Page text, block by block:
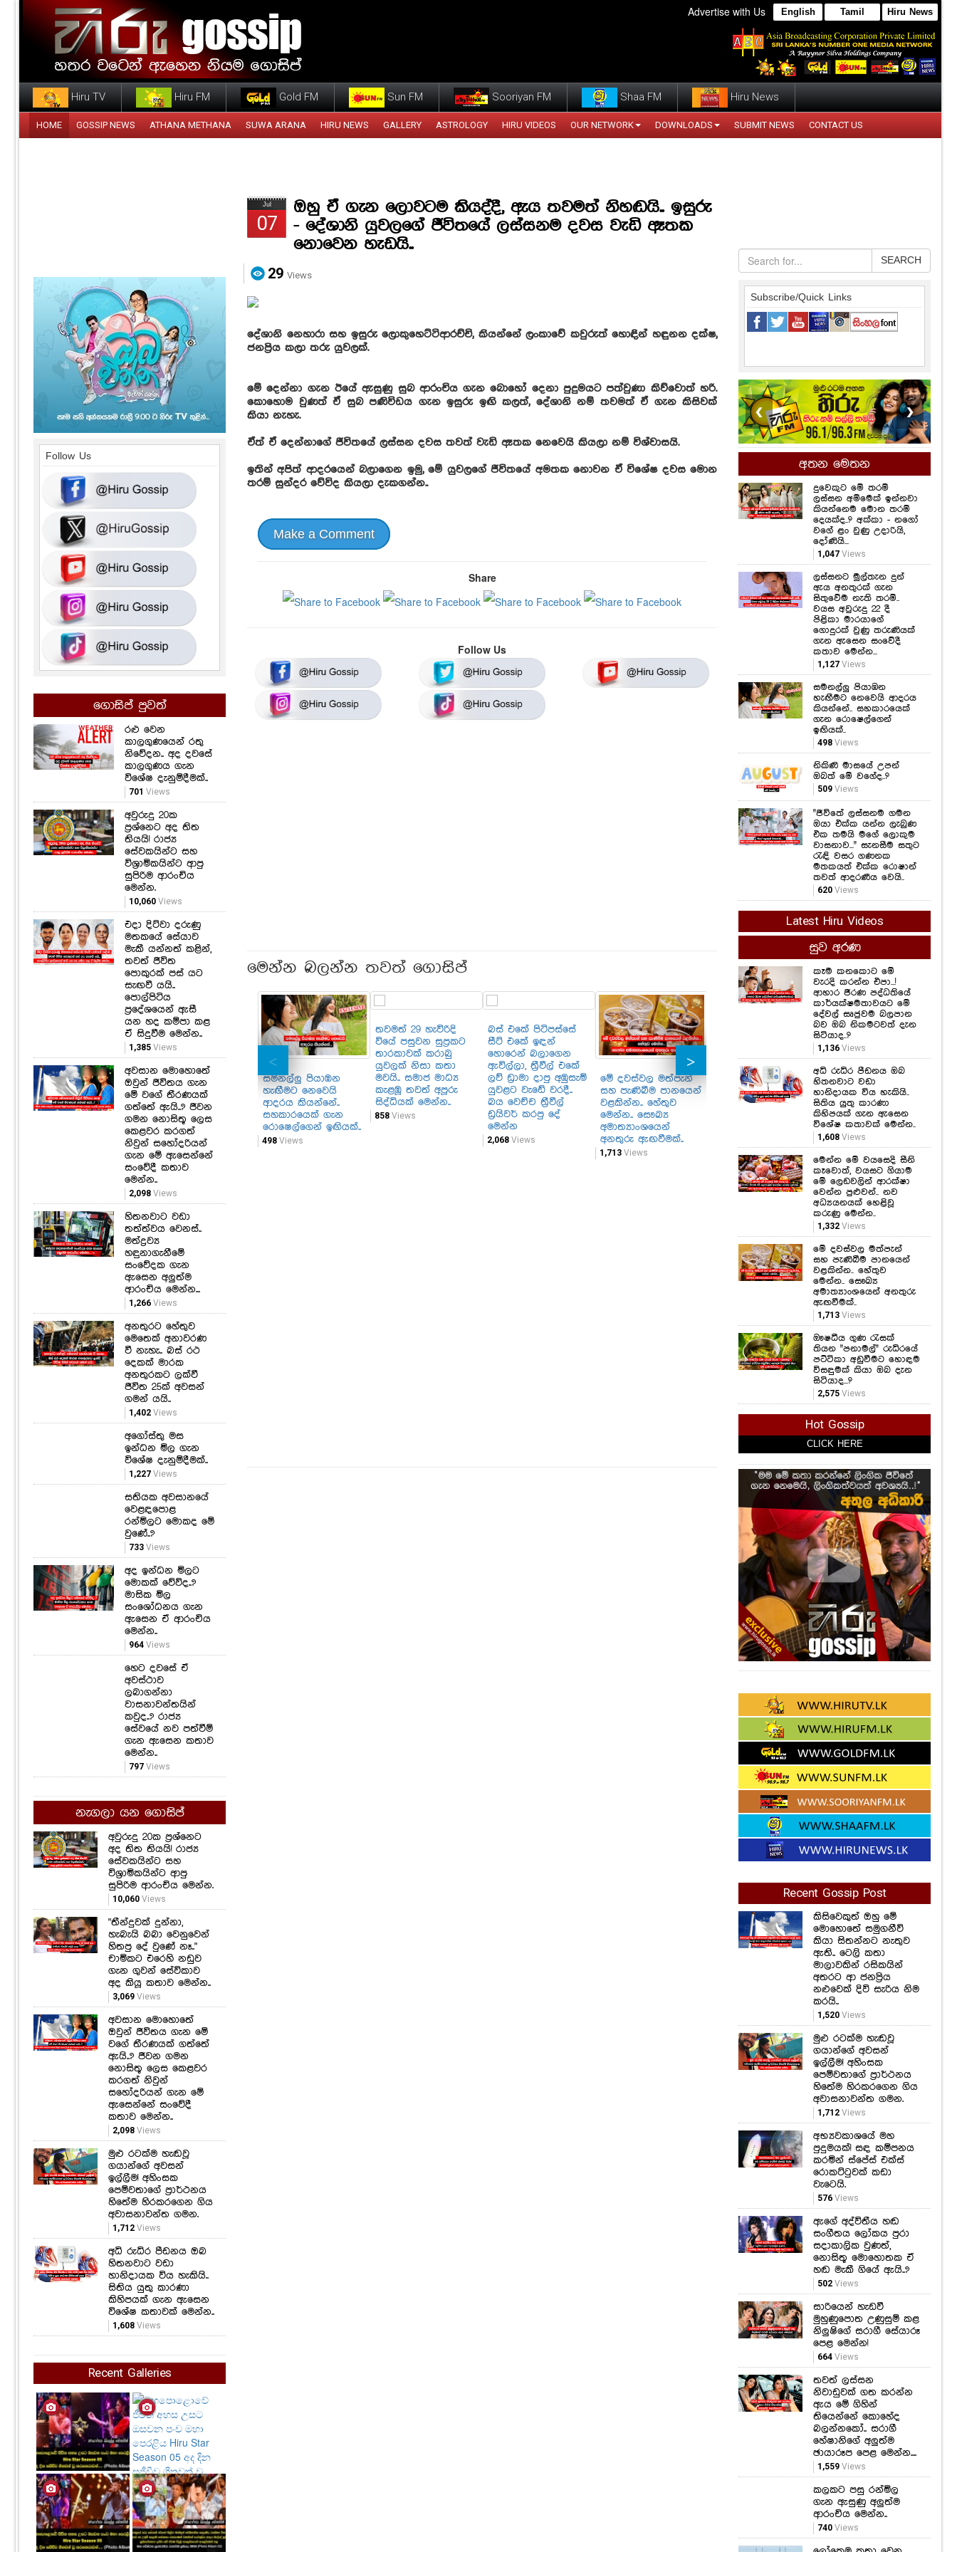
Advertise with Us English Tamil Hiru News
Hiru TV Hiru FM Gold FM Sun FM Sooriyan FM Shaa FM Hiru News
HOME GOSSIP NEWS ATHANA METHANA SUWA ARANA HIRU NEWS GALLERY ASTROLOGY HIRU VIDEOS OUR NETWORK DOWNLOADS SUBMIT NEWS CONTACT US
Jul
07
ඔහු ඒ ගැන ලොවටම කියද්දී, ඇය තවමත් නිහඬයි.. ඉසුරු
- දේශානි යුවලගේ ජීවිතයේ ලස්සනම දවස වැඩි ඈතක
නොවෙන හැඩයි..
29 Views
දේශානි නෙහාරා සහ ඉසුරු ලොකුහෙට්ටිආරච්චි, කියන්නේ ලංකාවේ කවුරුත් හොඳින් හඳුනන දක්ෂ,
ජනප්‍රිය කලා තරු යුවලක්.
මේ දෙන්නා ගැන ඊයේ ඇසුණු සුබ ආරංචිය ගැන බොහෝ දෙනා පුදුමයට පත්වුණා කිව්වොත් හරි.
කොහොම වුණත් ඒ සුබ පණිවිඩය ගැන ඉසුරු ඉඟි කලත්, දේශානි නම් තවමත් ඒ ගැන කිසිවක්
කියා නැහැ.
ඒත් ඒ දෙන්නාගේ ජීවිතයේ ලස්සන දවස තවත් වැඩි ඈතක නෙවෙයි කියලා නම් විශ්වාසයි.
ඉතින් අපිත් ආදරයෙන් බලාගෙන ඉමු, මේ යුවලගේ ජීවිතයේ අමතක නොවන ඒ විශේෂ දවස මොන
තරම් සුන්දර වේවිද කියලා දැකගන්න..
Make a Comment
Share
Follow Us
මෙන්න බලන්න තවත් ගොසිප්
සමනල්ලු පියාඹන
හැඟීමට නෙවෙයි
ආදරය කියන්නේ..
සහකාරයෙක් ගැන
රොෂෙල්ගෙන් ඉඟියක්..
498 Views
තවමත් 29 හැවිරිදි
වියේ පසුවන සුප්‍රකට
තාරකාවක් කරාබු
යුවලක් නිසා කතා
මවයි.. සමාජ මාධ්‍ය
කැළඹූ තවත් අපූරු
සිද්ධියක් මෙන්න..
858 Views
බස් එකේ පිටිපස්සේ
සීට් එකේ ඉඳන්
හොරෙන් බලාගෙන
ඇවිල්ලා, ත්‍රීවීල් එකේ
ලව් ඩ්‍රාමා දාපු අඹුසැමි
යුවළට වැඩේ වරදී..
බය වෙච්ච ත්‍රීවීල්
ඩ්‍රයිවර් කරපු දේ
මෙන්න
2,068 Views
මේ දවස්වල මත්පැන්
සහ පැණිබීම පානයෙන්
වළකින්න.. හේතුව
මෙන්න.. සෞඛ්‍ය
අමාත්‍යාංශයෙන්
අනතුරු ඇඟවීමක්..
1,713 Views
අධි රුධිර පීඩනය ඔබ
හිතනවාට වඩා
හානිදායක විය හැකියි..
කිහිපයක් ගැන ඇසෙන
මෙන්න..
Views
නිකිණි මාසයේ උපන්
ඔබත් මේ වගේද..?
509 Views
SEARCH
Subscribe/Quick Links
❮ ❯
අතන මෙතන
දුවෙකුට මේ තරම්
ලස්සන අම්මෙක් ඉන්නවා
කියන්නෙම මොන තරම්
දෙයක්ද..? අක්කා - නගෝ
වගේ ළං වුණු උදාරියි,
දෝණියි...
1,047 Views
ලස්සනට මුල්තැන දුන්
ඇය අනතුරක් ගැන
සිතුවේම නැති තරම්..
වයස අවුරුදු 22 දී
පිළිකා මාරයාගේ
ගොදුරක් වුණු තරුණියක්
ගැන ඇසෙන සංවේදී
කතාව මෙන්න...
1,127 Views
සමනල්ලු පියාඹන
හැඟීමට නෙවෙයි ආදරය
කියන්නේ.. සහකාරයෙක්
ගැන රොෂෙල්ගෙන්
ඉඟියක්..
498 Views
නිකිණි මාසයේ උපන්
ඔබත් මේ වගේද..?
509 Views
"ජීවිතේ ලස්සනම ගමන
ඔයා එක්ක යන්න ලැබුණ
එක තමයි මගේ ලොකුම
වාසනාව..." සැනසීම සතුට
රැඳි වසර ගණනක
මතකයත් එක්ක රොෂාන්
තවත් ආදරණීය වෙයි..
620 Views
Latest Hiru Videos
සුව අරණ
කෑම කනකොට මේ
වැරදි කරන්න එපා...!
ආහාර ජීරණ පද්ධතියේ
කාර්යක්ෂමතාවයට මේ
දේවල් සෘජුවම බලපාන
බව ඔබ නිකමටවත් දැන
සිටියාද..?
1,136 Views
අධි රුධිර පීඩනය ඔබ
හිතනවාට වඩා
හානිදායක විය හැකියි..
සිතිය යුතු කාරණා
කිහිපයක් ගැන ඇසෙන
විශේෂ කතාවක් මෙන්න..
1,608 Views
මෙන්න මේ වයසෙදි සීනි
කෑවොත්, වයසට ගියාම
මේ ලෙඩවලින් ආරක්ෂා
වෙන්න පුළුවන්.. නව
අධ්‍යයනයක් හෙළිවූ
කරුණු මෙන්න..
1,332 Views
මේ දවස්වල මත්පැන්
සහ පැණිබීම පානයෙන්
වළකින්න.. හේතුව
මෙන්න.. සෞඛ්‍ය
අමාත්‍යාංශයෙන් අනතුරු
ඇඟවීමක්..
1,713 Views
ඖෂධීය ගුණ රැසක්
තියන "පනාමල්" රුධිරයේ
පට්ටිකා අඩුවීමට හොඳම
විසඳුමක් කියා ඔබ දැන
සිටියාද...?
2,575 Views
Hot Gossip
CLICK HERE
Recent Gossip Post
කිසිවෙකුත් ඔහු මේ
මොහොතේ සමුගනීවි
කියා සිතන්නට නැතුව
ඇති.. ටෙලි කතා
මාලාවකින් රසිකයින්
අතරට ආ ජනප්‍රිය
නළුවෙක් දිවි සැරිය නිම
කරයි..
1,520 Views
මුළු රටක්ම හැඬවූ
ගයාන්ගේ අවසන්
ඉල්ලීම! අහිංසක
පෙම්වතාගේ ප්‍රාර්ථනය
හිතේම හිරකරගෙන ගිය
අවාසනාවන්ත ගමන.
1,712 Views
අභ්‍යවකාශයේ මහ
පුදුමයක්! සඳ කම්පනය
කරමින් ස්පේස් එක්ස්
රොකට්ටුවක් කඩා
වැටෙයි.
576 Views
ඇගේ අද්විතීය හඬ
සංගීතය ලෝකය පුරා
සදාකාලික වුණත්,
නොසිතූ මොහොතක ඒ
හඬ මැකී ගියේ ඇයි..?
502 Views
සාරියෙන් හැඩවී
මුහුණුපොත උණුසුම් කළ
නිලුෂිගේ සරාගී සේයාරූ
පෙළ මෙන්න!
664 Views
තවත් ලස්සන
නිවාඩුවක් ගත කරන්න
ඇය මේ ගිහින්
තියෙන්නේ කොහේද
බලන්නකෝ.. සරාගී
හේෂානිගේ අලුත්ම
ඡායාරූප පෙළ මෙන්න....
1,559 Views
කලකට පසු රන්මිල
ගැන ඇසුණු අලුත්ම
ආරංචිය මෙන්න..
740 Views
Follow Us
ගොසිප් පුවත්
රළු වෙන
කාලගුණයෙන් රතු
නිවේදන.. අද දවසේ
කාලගුණය ගැන
විශේෂ දැනුම්දීමක්..
701 Views
අවුරුදු 20ක
ප්‍රශ්නෙට අද තිත
තියයි! රාජ්‍ය
සේවකයින්ට සහ
විශ්‍රාමිකයින්ට ආපු
සුපිරිම ආරංචිය
මෙන්න.
10,060Views
එදා දිට්වා දරුණු
මතකයේ සේයාව
මැකී යන්නත් කළින්,
තවත් ජීවිත
පොකුරක් පස් යට
සැඟවී යයි..
පොල්පිටිය
ප්‍රදේශයෙන් ඇසී
යන හද කම්පා කළ
ඒ සිදුවීම මෙන්න..
1,385Views
අවසාන මොහොතේ
ඔවුන් ජීවිතය ගැන
මේ වගේ තීරණයක්
ගත්තේ ඇයි..? ජීවන
ගමන නොසිතූ ලෙස
කෙළවර කරගත්
නිවුන් සහෝදරියන්
ගැන මේ ඇසෙන්නේ
සංවේදී කතාව
මෙන්න..
2,098Views
හිතනවාට වඩා
තත්ත්වය වෙනස්..
මත්ද්‍රව්‍ය
හඳුනාගැනීමේ
සංවේදක ගැන
ඇසෙන අලුත්ම
ආරංචිය මෙන්න...
1,266Views
අනතුරට හේතුව
මෙතෙක් අනාවරණ
වී නැහැ.. බස් රථ
දෙකක් මාරක
අනතුරකට ලක්වී
ජීවිත 25ක් අවසන්
ගමන් යයි..
1,402Views
අගෝස්තු මස
ඉන්ධන මිල ගැන
විශේෂ දැනුම්දීමක්..
1,227Views
සතියක අවසානයේ
වෙළඳපොළ
රන්මිලට මොකද මේ
වුණේ..?
733Views
අද ඉන්ධන මිලට
මොකක් වේවිද..?
මාසික මිල
සංශෝධනය ගැන
ඇසෙන ඒ ආරංචිය
මෙන්න..
964Views
හෙට දවසේ ඒ
අවස්ථාව
ලබාගන්නා
වාසනාවන්තයින්
කවුද..? රාජ්‍ය
සේවයේ නව පත්වීම්
ගැන ඇසෙන කතාව
මෙන්න..
797Views
නැගලා යන ගොසිප්
අවුරුදු 20ක ප්‍රශ්නෙට
අද තිත තියයි! රාජ්‍ය
සේවකයින්ට සහ
විශ්‍රාමිකයින්ට ආපු
සුපිරිම ආරංචිය මෙන්න.
10,060 Views
"තීන්දුවක් දුන්නා,
හැබැයි බබා වෙනුවෙන්
හිතපු දේ වුණේ නෑ.."
චාමිකට එරෙහි නඩුව
ගැන ගුවන් සේවිකාව
අද කියූ කතාව මෙන්න..
3,069 Views
අවසාන මොහොතේ
ඔවුන් ජීවිතය ගැන මේ
වගේ තීරණයක් ගත්තේ
ඇයි..? ජීවන ගමන
නොසිතූ ලෙස කෙළවර
කරගත් නිවුන්
සහෝදරියන් ගැන මේ
ඇසෙන්නේ සංවේදී
කතාව මෙන්න..
2,098 Views
මුළු රටක්ම හැඬවූ
ගයාන්ගේ අවසන්
ඉල්ලීම! අහිංසක
පෙම්වතාගේ ප්‍රාර්ථනය
හිතේම හිරකරගෙන ගිය
අවාසනාවන්ත ගමන.
1,712 Views
අධි රුධිර පීඩනය ඔබ
හිතනවාට වඩා
හානිදායක විය හැකියි..
සිතිය යුතු කාරණා
කිහිපයක් ගැන ඇසෙන
විශේෂ කතාවක් මෙන්න..
1,608 Views
Recent Galleries